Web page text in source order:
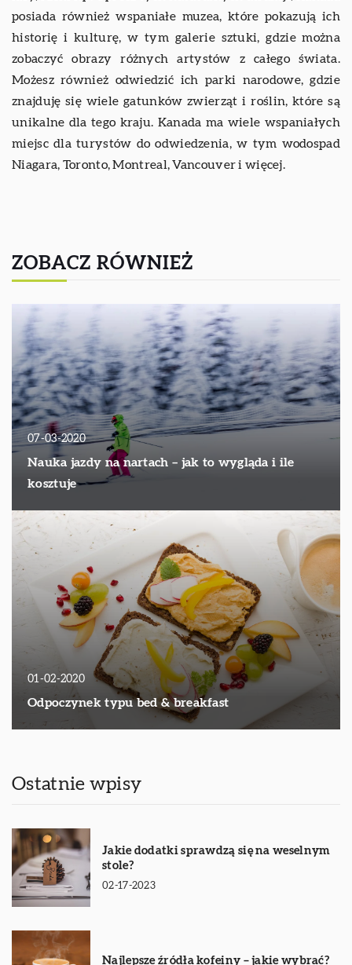
posiada również wspaniałe muzea, które pokazują ich
historię i kulturę, w tym galerie sztuki, gdzie można
zobaczyć obrazy różnych artystów z całego świata.
Możesz również odwiedzić ich parki narodowe, gdzie
znajduję się wiele gatunków zwierząt i roślin, które są
unikalne dla tego kraju. Kanada ma wiele wspaniałych
miejsc dla turystów do odwiedzenia, w tym wodospad
Niagara, Toronto, Montreal, Vancouver i więcej.
ZOBACZ RÓWNIEŻ
07-03-2020
Nauka jazdy na nartach – jak to wygląda i ile
kosztuje
01-02-2020
Odpoczynek typu bed & breakfast
Ostatnie wpisy
Jakie dodatki sprawdzą się na weselnym
stole?
02-17-2023
Najlepsze źródła kofeiny – jakie wybrać?